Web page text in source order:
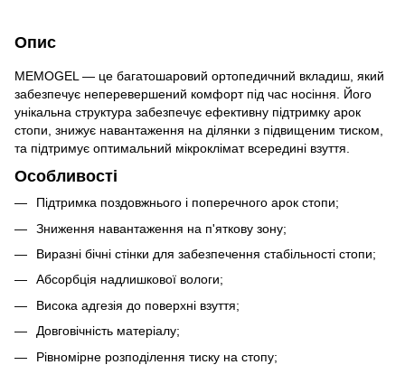
Опис
MEMOGEL — це багатошаровий ортопедичний вкладиш, який
забезпечує неперевершений комфорт під час носіння. Його
унікальна структура забезпечує ефективну підтримку арок
стопи, знижує навантаження на ділянки з підвищеним тиском,
та підтримує оптимальний мікроклімат всередині взуття.
Особливості
Підтримка поздовжнього і поперечного арок стопи;
Зниження навантаження на п'яткову зону;
Виразні бічні стінки для забезпечення стабільності стопи;
Абсорбція надлишкової вологи;
Висока адгезія до поверхні взуття;
Довговічність матеріалу;
Рівномірне розподілення тиску на стопу;